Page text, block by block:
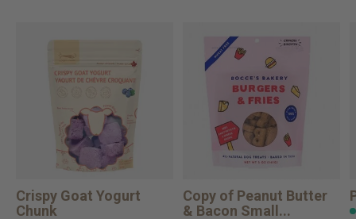
Crispy Goat Yogurt
Chunk
Copy of Peanut Butter
& Bacon Small...